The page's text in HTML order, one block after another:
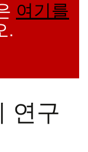
여기를
.
연구